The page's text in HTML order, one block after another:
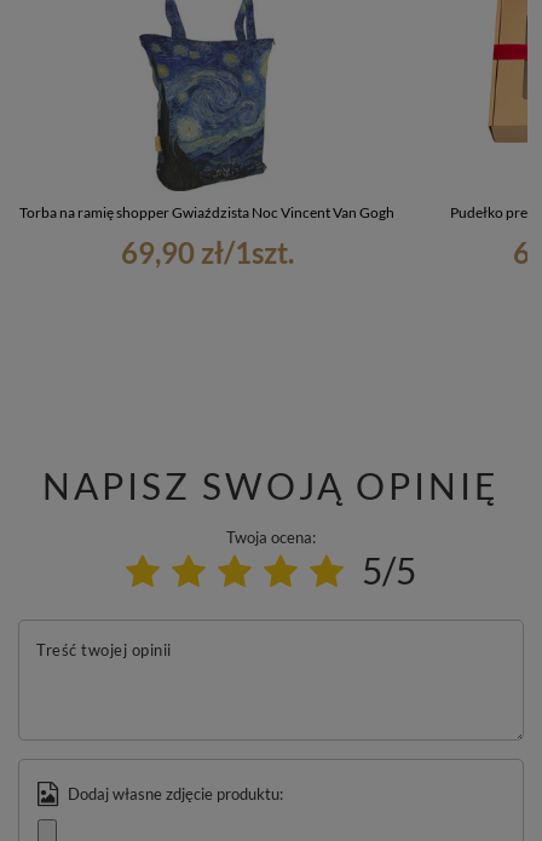
Torba na ramię shopper Gwiaździsta Noc Vincent Van Gogh
69,90 zł/1szt.
Pudełko
NAPISZ SWOJĄ OPINIĘ
Twoja ocena:
5/5
Treść twojej opinii
Dodaj własne zdjęcie produktu: